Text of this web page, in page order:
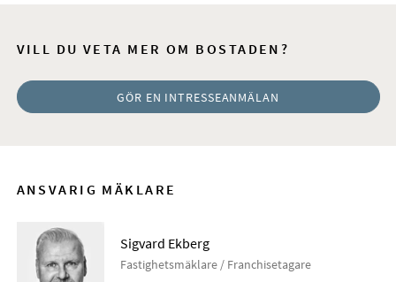
VILL DU VETA MER OM BOSTADEN?
GÖR EN INTRESSEANMÄLAN
ANSVARIG MÄKLARE
Sigvard Ekberg
Fastighetsmäklare / Franchisetagare